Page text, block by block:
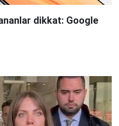
dikkat: Google